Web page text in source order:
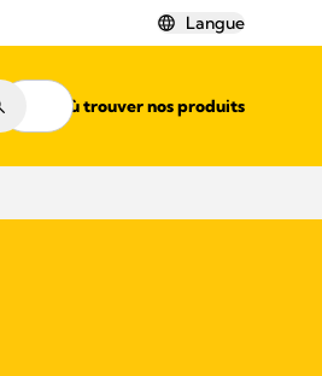
Langue
Où trouver nos produits